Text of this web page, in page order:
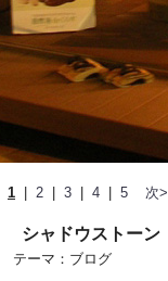
1 2 3 4 5 次>
シャドウストーン
テーマ： ブログ